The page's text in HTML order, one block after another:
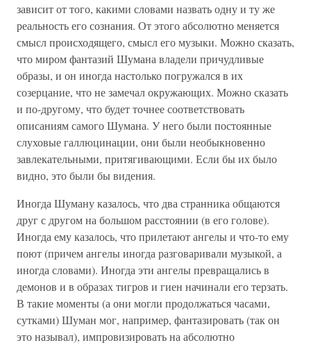
зависит от того, какими словами назвать одну и ту же
реальность его сознания. От этого абсолютно меняется
смысл происходящего, смысл его музыки. Можно сказать,
что миром фантазий Шумана владели причудливые
образы, и он иногда настолько погружался в их
созерцание, что не замечал окружающих. Можно сказать
и по-другому, что будет точнее соответствовать
описаниям самого Шумана. У него были постоянные
слуховые галлюцинации, они были необыкновенно
завлекательными, притягивающими. Если бы их было
видно, это были бы видения.
Иногда Шуману казалось, что два странника общаются
друг с другом на большом расстоянии (в его голове).
Иногда ему казалось, что прилетают ангелы и что-то ему
поют (причем ангелы иногда разговаривали музыкой, а
иногда словами). Иногда эти ангелы превращались в
демонов и в образах тигров и гиен начинали его терзать.
В такие моменты (а они могли продолжаться часами,
сутками) Шуман мог, например, фантазировать (так он
это называл), импровизировать на абсолютно